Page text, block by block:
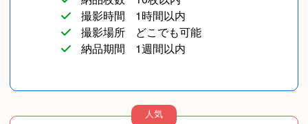
撮影時間
1時間以内
撮影場所
どこでも可能
納品期間
1週間以内
人気